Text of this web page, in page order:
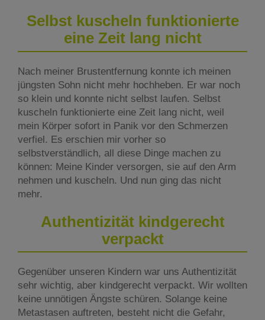
Selbst kuscheln funktionierte
eine Zeit lang nicht
Nach meiner Brustentfernung konnte ich meinen
jüngsten Sohn nicht mehr hochheben. Er war noch
so klein und konnte nicht selbst laufen. Selbst
kuscheln funktionierte eine Zeit lang nicht, weil
mein Körper sofort in Panik vor den Schmerzen
verfiel. Es erschien mir vorher so
selbstverständlich, all diese Dinge machen zu
können: Meine Kinder versorgen, sie auf den Arm
nehmen und kuscheln. Und nun ging das nicht
mehr.
Authentizität kindgerecht
verpackt
Gegenüber unseren Kindern war uns Authentizität
sehr wichtig, aber kindgerecht verpackt. Wir wollten
keine unnötigen Ängste schüren. Solange keine
Metastasen auftreten, besteht nicht die Gefahr,